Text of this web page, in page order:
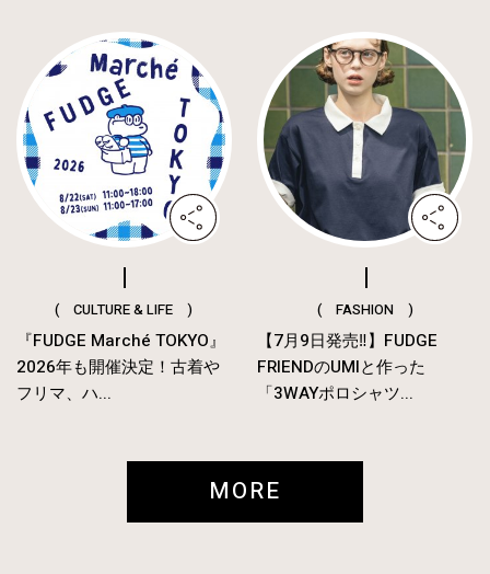
( CULTURE & LIFE )
『FUDGE Marché TOKYO』
2026年も開催決定！古着や
フリマ、ハ...
( FASHION )
【7月9日発売‼︎】FUDGE
FRIENDのUMIと作った
「3WAYポロシャツ...
MORE